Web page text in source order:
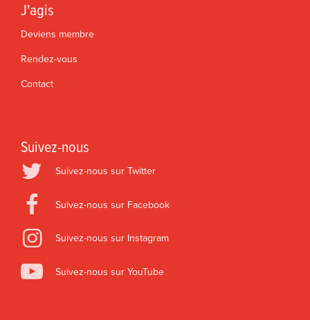
J'agis
Deviens membre
Rendez-vous
Contact
Suivez-nous
Suivez-nous sur Twitter
Suivez-nous sur Facebook
Suivez-nous sur Instagram
Suivez-nous sur YouTube